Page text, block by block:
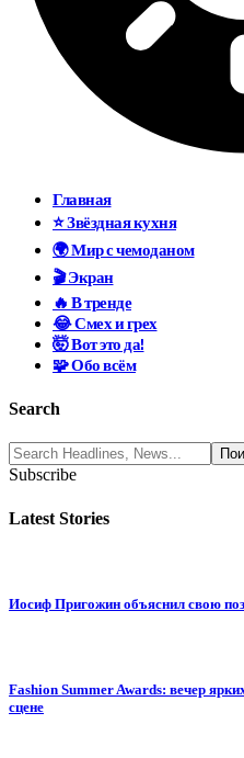
Главная
⭐ Звёздная кухня
🌍 Мир с чемоданом
🎬 Экран
🔥 В тренде
😂 Смех и грех
🤯 Вот это да!
🧩 Обо всём
Search
Subscribe
Latest Stories
Иосиф Пригожин объяснил свою
Fashion Summer Awards: вечер
сцене